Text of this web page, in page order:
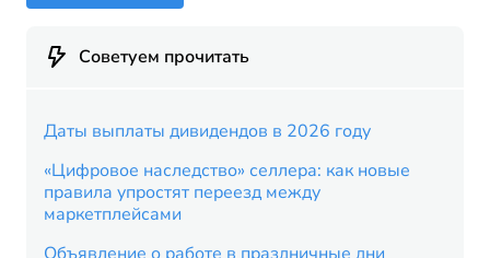
Советуем прочитать
Даты выплаты дивидендов в 2026 году
«Цифровое наследство» селлера: как новые
правила упростят переезд между
маркетплейсами